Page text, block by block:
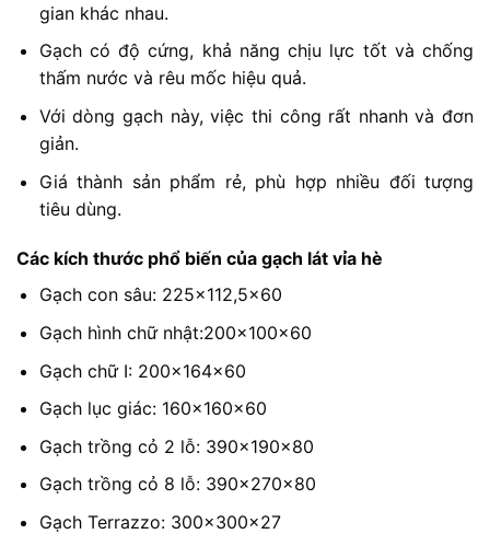
gian khác nhau.
Gạch có độ cứng, khả năng chịu lực tốt và chống
thấm nước và rêu mốc hiệu quả.
Với dòng gạch này, việc thi công rất nhanh và đơn
giản.
Giá thành sản phẩm rẻ, phù hợp nhiều đối tượng
tiêu dùng.
Các kích thước phổ biến của gạch lát vỉa hè
Gạch con sâu: 225×112,5×60
Gạch hình chữ nhật:200x100x60
Gạch chữ I: 200x164x60
Gạch lục giác: 160x160x60
Gạch trồng cỏ 2 lỗ: 390x190x80
Gạch trồng cỏ 8 lỗ: 390x270x80
Gạch Terrazzo: 300x300x27